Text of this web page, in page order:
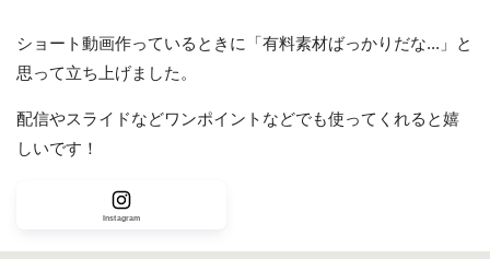
ショート動画作っているときに「有料素材ばっかりだな...」と
思って立ち上げました。
配信やスライドなどワンポイントなどでも使ってくれると嬉
しいです！
Instagram